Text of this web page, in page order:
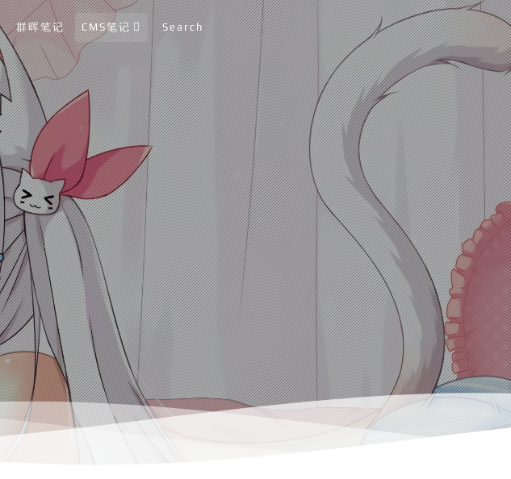
群晖笔记 CMS笔记 Search